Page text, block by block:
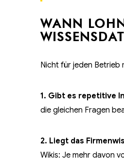
WANN
Nicht für jeden Betrieb
1. Gibt es repetitive
die gleichen Fragen
2. Liegt das
Wikis: Je mehr davon